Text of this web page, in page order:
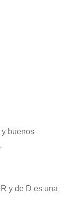
buenos
y de D es una